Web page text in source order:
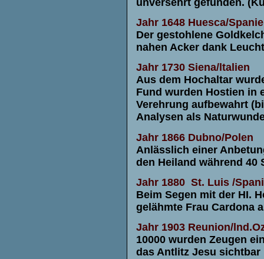
Jahr 1648 Huesca/
Der gestohlene
nahen Acker dank
Jahr 1730 Siena/ltalien
Aus dem Hochaltar
Fund wurden Hostien in
Verehrung aufbewahrt
Analysen als
Jahr 1866 Dubno/Polen
Anlässlich einer
den Heiland während 40
Jahr 1880 St. Luis /
Beim Segen mit der HI.
gelähmte Frau Cardona
Jahr 1903 Reunion/
10000 wurden Zeugen
das Antlitz Jesu sichtbar